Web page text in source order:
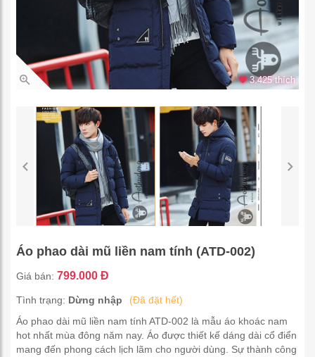
3.425 thích
Áo phao dài mũ liền nam tính (ATD-002)
Giá bán: 799.000 Đ
Tình trạng: Dừng nhập
(Đã đặt hết)
Áo phao dài mũ liền nam tính ATD-002 là mẫu áo khoác nam
hot nhất mùa đông năm nay. Áo được thiết kế dáng dài cổ điển
mang đến phong cách lịch lãm cho người dùng. Sự thành công